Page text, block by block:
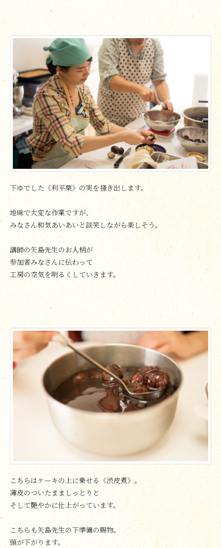
下ゆでした《利平栗》の実を掻き出します。
地味で大変な作業ですが、
みなさん和気あいあいと談笑しながら楽しそう。
講師の矢島先生のお人柄が
参加者みなさんに伝わって
工房の空気を明るくしていきます。
こちらはケーキの上に乗せる《渋皮煮》。
薄皮のついたまましっとりと
そして艶やかに仕上がっています。
こちらも矢島先生の下準備の賜物。
頭が下がります。